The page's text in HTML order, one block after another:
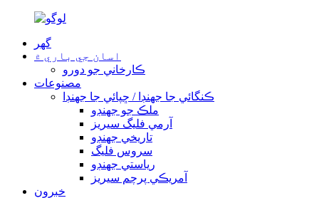
گھر
اسان جي باري ۾
ڪارخاني جو دورو
مصنوعات
ڪنگائي جا جهنڊا / ڇپائي جا جهنڊا
ملڪ جو جهنڊو
آرمي فليگ سيريز
تاريخي جهنڊو
سروس فليگ
رياستي جهنڊو
آمريڪي پرچم سيريز
خبرون